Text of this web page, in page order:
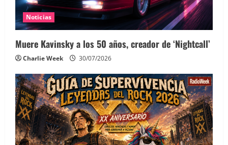
Noticias
Muere Kavinsky a los 50 años, creador de ‘Nightcall’
Charlie Week 30/07/2026